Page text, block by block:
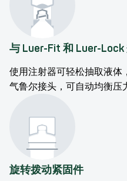
集成涂抹器：
敏感应用的理想选择
与 Luer-Fit 和 Luer-Lock
使用注射器可轻松抽取液体
气鲁尔接头，可自动均衡压
旋转拨动紧固件